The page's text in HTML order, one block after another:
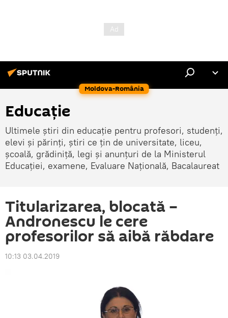
Moldova-România
Educație
Ultimele știri din educație pentru profesori, studenți,
elevi și părinți, știri ce țin de universitate, liceu,
școală, grădiniță, legi și anunțuri de la Ministerul
Educației, examene, Evaluare Națională, Bacalaureat
Titularizarea, blocată –
Andronescu le cere
profesorilor să aibă răbdare
10:13 03.04.2019